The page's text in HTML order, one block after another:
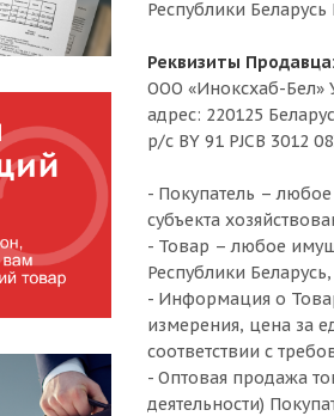
Республики
Реквизиты Продавца:
ООО «Иноксхаб-Бел»
адрес: 220125
р/с BY 91 PJCB 3012
- Покупатель –
субъекта
- Товар – любое
Республики
- Информация о
измерения, цена за
соответствии с
- Оптовая продажа
деятельности)